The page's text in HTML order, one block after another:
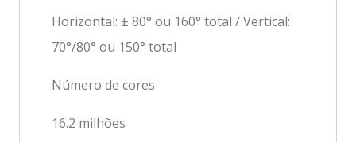
Horizontal: ± 80° ou 160° total / Vertical:
70°/80° ou 150° total
Número de cores
16.2 milhões